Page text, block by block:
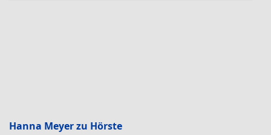
Hanna Meyer zu Hörste